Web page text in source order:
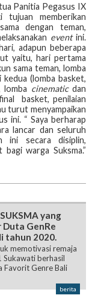
Panitia Pegasus IX
tujuan memberikan
dengan teman,
eventini.
adapun beberapa
yaitu, hari pertama
sama teman, lomba
kedua (lomba basket,
cinematicdan
basket, penilaian
turut menyampaikan
ini. “ Saya berharap
lancar dan seluruh
ini secara disiplin,
warga Suksma.”
yang
GenRe
tahun 2020.
memotivasi remaja
Sukawati berhasil
Favorit Genre Bali
berita